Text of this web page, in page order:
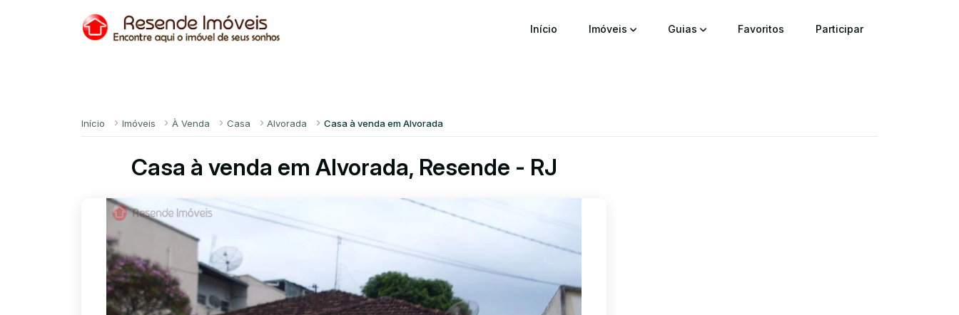
Início Imóveis Guias Favoritos Participar
Início Imóveis À Venda Casa Alvorada Casa à venda em Alvorada
Casa à venda em Alvorada, Resende - RJ